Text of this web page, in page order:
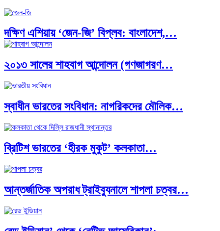
দক্ষিণ এশিয়ায় ‘জেন-জি’ বিপ্লব: বাংলাদেশ,…
বিশেষ ইন-ডেপ্থ রিপোর্ট: ক্রীড়া উৎসবে…
ভারত মহাসাগরের অশ্রু: শ্রীলঙ্কার ২৬…
ক্রূরতা ও ধ্বংসের মহাকাব্য: পৃথিবীর…
ব্রাজিল ও আর্জেন্টিনার কালো অধ্যায়:…
২০১৩ সালের শাহবাগ আন্দোলন (গণজাগরণ…
স্বাধীন ভারতের সংবিধান: নাগরিকদের মৌলিক…
ব্রিটিশ ভারতের ‘হীরক মুকুট’ কলকাতা…
আন্তর্জাতিক অপরাধ ট্রাইব্যুনালে শাপলা চত্বর…